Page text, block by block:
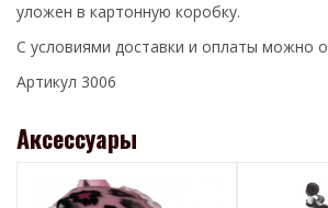
уложен в картонную коробку.
С условиями доставки и оплаты можно
Артикул 3006
Аксессуары